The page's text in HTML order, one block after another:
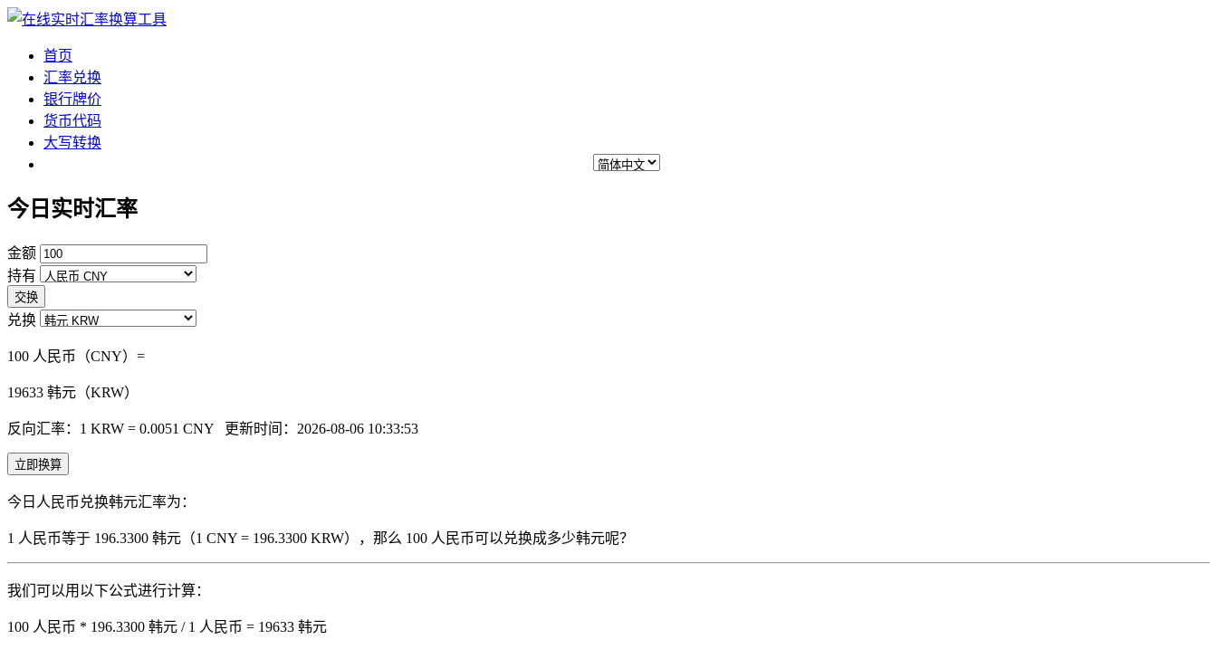
首页
汇率兑换
银行牌价
货币代码
大写转换
今日实时汇率
金额
持有
交换
兑换
100 人民币（CNY）=
19633 韩元（KRW）
反向汇率：1 KRW = 0.0051 CNY 更新时间：2026-08-06 10:33:53
立即换算
今日人民币兑换韩元汇率为：
1 人民币等于 196.3300 韩元（1 CNY = 196.3300 KRW），那么 100 人民币可以兑换成多少韩元呢？
我们可以用以下公式进行计算：
100 人民币 * 196.3300 韩元 / 1 人民币 = 19633 韩元